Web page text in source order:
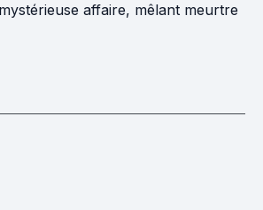
affaire, mêlant meurtre